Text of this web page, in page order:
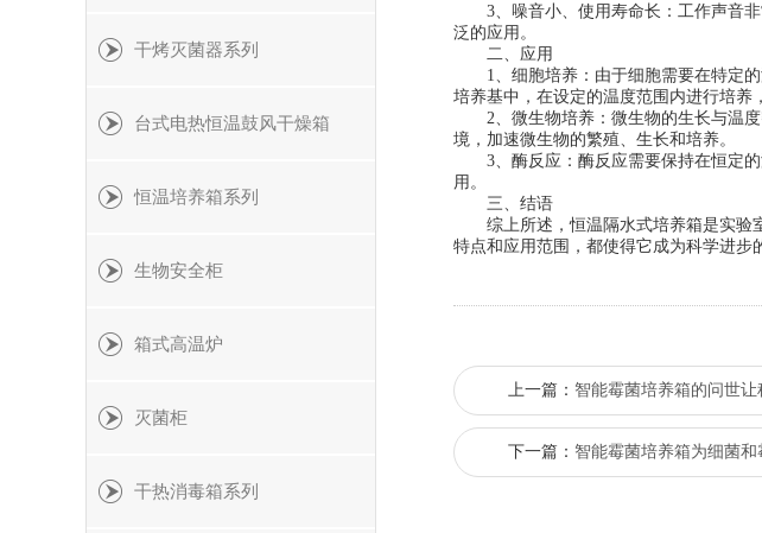
3、噪音小、使用寿命长：工作声音非
泛的应用。
二、应用
1、细胞培养：由于细胞需要在特定的
培养基中，在设定的温度范围内进行培养
2、微生物培养：微生物的生长与温度
境，加速微生物的繁殖、生长和培养。
3、酶反应：酶反应需要保持在恒定的
用。
三、结语
综上所述，恒温隔水式培养箱是实验室
特点和应用范围，都使得它成为科学进步
上一篇： 智能霉菌培养箱的问世
下一篇： 智能霉菌培养箱为细菌
干烤灭菌器系列
台式电热恒温鼓风干燥箱
恒温培养箱系列
生物安全柜
箱式高温炉
灭菌柜
干热消毒箱系列